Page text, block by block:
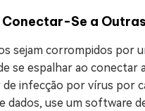
Conectar-Se a
sejam corrompidos por
se espalhar ao conectar
de infecção por vírus por
dados, use um software